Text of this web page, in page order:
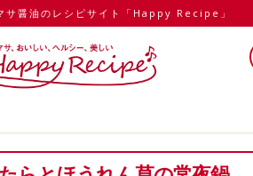
サ醤油のレシピサイト「Happy Recipe」